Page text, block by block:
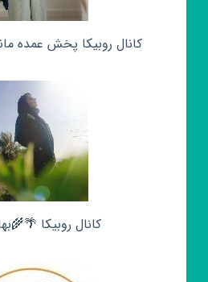
کانال روبیکا پخش عمده
کانال روبیکا